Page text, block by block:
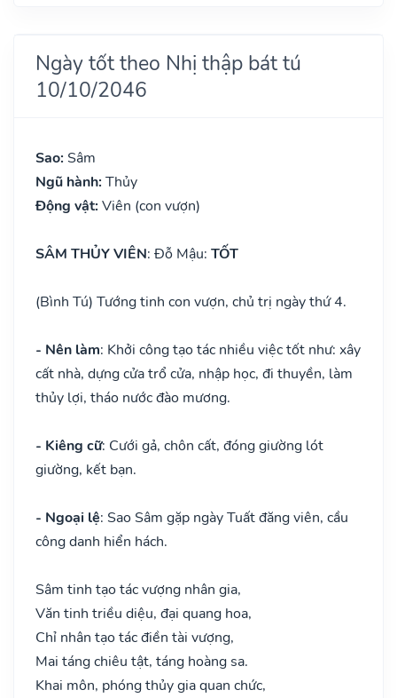
Ngày tốt theo Nhị thập bát tú
10/10/2046
Sao: Sâm
Ngũ hành: Thủy
Động vật: Viên (con vượn)
SÂM THỦY VIÊN: Đỗ Mậu: TỐT
(Bình Tú) Tướng tinh con vượn, chủ trị ngày thứ 4.
- Nên làm: Khởi công tạo tác nhiều việc tốt như: xây
cất nhà, dựng cửa trổ cửa, nhập học, đi thuyền, làm
thủy lợi, tháo nước đào mương.
- Kiêng cữ: Cưới gả, chôn cất, đóng giường lót
giường, kết bạn.
- Ngoại lệ: Sao Sâm gặp ngày Tuất đăng viên, cầu
công danh hiển hách.
Sâm tinh tạo tác vượng nhân gia,
Văn tinh triều diệu, đại quang hoa,
Chỉ nhân tạo tác điền tài vượng,
Mai táng chiêu tật, táng hoàng sa.
Khai môn, phóng thủy gia quan chức,